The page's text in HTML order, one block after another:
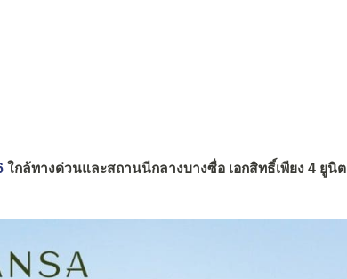
ใกล้ทางด่วนและสถานนีกลางบางซื่อ เอกสิทธิ์เพียง 4 ยูนิต